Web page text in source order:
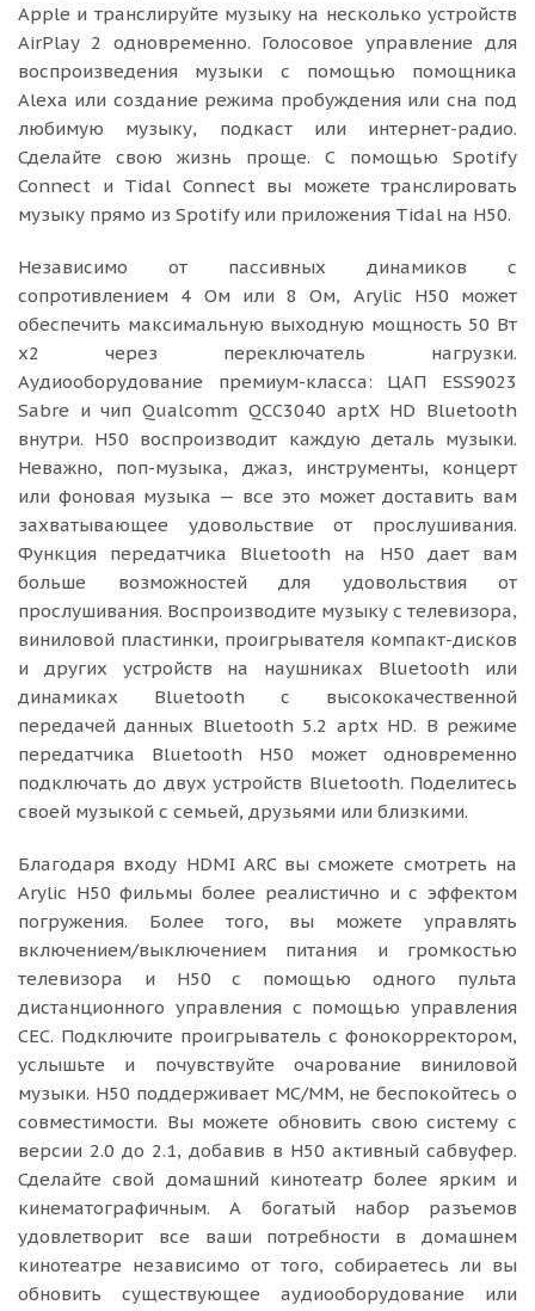
Apple и транслируйте музыку на несколько устройств
AirPlay 2 одновременно. Голосовое управление для
воспроизведения музыки с помощью помощника
Alexa или создание режима пробуждения или сна под
любимую музыку, подкаст или интернет-радио.
Сделайте свою жизнь проще. С помощью Spotify
Connect и Tidal Connect вы можете транслировать
музыку прямо из Spotify или приложения Tidal на H50.
Независимо от пассивных динамиков с
сопротивлением 4 Ом или 8 Ом, Arylic H50 может
обеспечить максимальную выходную мощность 50 Вт
x2 через переключатель нагрузки.
Аудиооборудование премиум-класса: ЦАП ESS9023
Sabre и чип Qualcomm QCC3040 aptX HD Bluetooth
внутри. H50 воспроизводит каждую деталь музыки.
Неважно, поп-музыка, джаз, инструменты, концерт
или фоновая музыка — все это может доставить вам
захватывающее удовольствие от прослушивания.
Функция передатчика Bluetooth на H50 дает вам
больше возможностей для удовольствия от
прослушивания. Воспроизводите музыку с телевизора,
виниловой пластинки, проигрывателя компакт-дисков
и других устройств на наушниках Bluetooth или
динамиках Bluetooth с высококачественной
передачей данных Bluetooth 5.2 aptx HD. В режиме
передатчика Bluetooth H50 может одновременно
подключать до двух устройств Bluetooth. Поделитесь
своей музыкой с семьей, друзьями или близкими.
Благодаря входу HDMI ARC вы сможете смотреть на
Arylic H50 фильмы более реалистично и с эффектом
погружения. Более того, вы можете управлять
включением/выключением питания и громкостью
телевизора и H50 с помощью одного пульта
дистанционного управления с помощью управления
CEC. Подключите проигрыватель с фонокорректором,
услышьте и почувствуйте очарование виниловой
музыки. H50 поддерживает MC/MM, не беспокойтесь о
совместимости. Вы можете обновить свою систему с
версии 2.0 до 2.1, добавив в H50 активный сабвуфер.
Сделайте свой домашний кинотеатр более ярким и
кинематографичным. А богатый набор разъемов
удовлетворит все ваши потребности в домашнем
кинотеатре независимо от того, собираетесь ли вы
обновить существующее аудиооборудование или